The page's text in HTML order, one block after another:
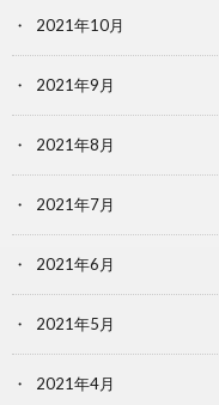
2021年10月
2021年9月
2021年8月
2021年7月
2021年6月
2021年5月
2021年4月